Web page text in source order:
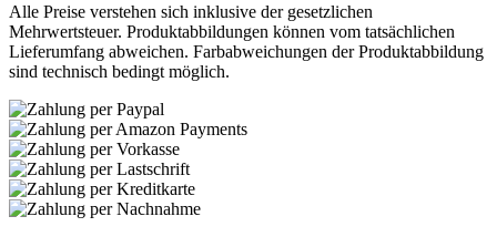
Alle Preise verstehen sich inklusive der gesetzlichen
Mehrwertsteuer. Produktabbildungen können vom tatsächlichen
Lieferumfang abweichen. Farbabweichungen der Produktabbildung
sind technisch bedingt möglich.